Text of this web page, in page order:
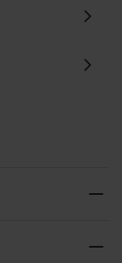
chevron_right
chevron_right
remove
remove